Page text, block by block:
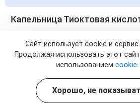
Капельница Тиоктовая
Стоимость:от 2 900 ₽
Записаться
Капельница Тиоктовая
Сайт использует cookie и
Продолжая использовать этот
использованием
Хорошо, не